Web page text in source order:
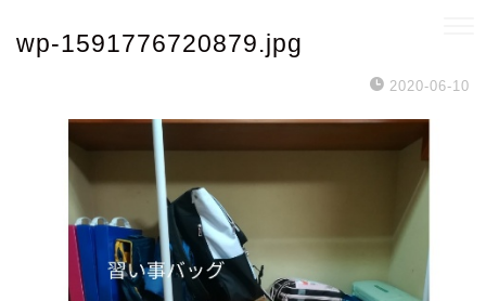
wp-1591776720879.jpg
2020-06-10